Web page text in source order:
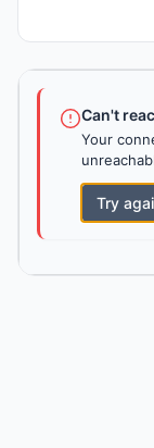
Can't
Your
Try